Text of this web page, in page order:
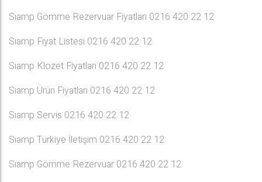
Sıamp Gömme Rezervuar Fiyatları 0216 420 22 12
Sıamp Fiyat Listesi 0216 420 22 12
Sıamp Klozet Fiyatları 0216 420 22 12
Sıamp Ürün Fiyatları 0216 420 22 12
Sıamp Servis 0216 420 22 12
Sıamp Türkiye İletişim 0216 420 22 12
Sıamp Gömme Rezervuar 0216 420 22 12